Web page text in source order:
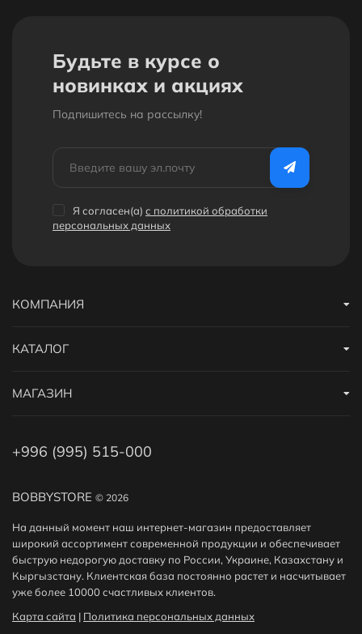
Будьте в курсе о
новинках и акциях
Подпишитесь на рассылкy!
Я согласен(a) с политикой обработки
персональных данных
BOBBYSTORE © 2026
На данный момент наш интернет-магазин предоставляет
широкий ассортимент современной продукции и обеспечивает
быструю недорогую доставку по России, Украине, Казахстану и
Кыргызстану. Клиентская база постоянно растет и насчитывает
уже более 10000 счастливых клиентов.
Карта сайта | Политика персональных данных
КОМПАНИЯ
КАТАЛОГ
МАГАЗИН
+996 (995) 515-000